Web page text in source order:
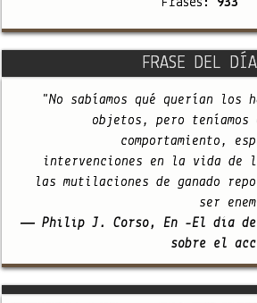
Frases: 933
FRASE DEL DÍA
"No sabíamos qué querían los
objetos, pero teníamos
comportamiento,
intervenciones en la vida de
las mutilaciones de ganado
ser
— Philip J. Corso, En -El día
sobre el